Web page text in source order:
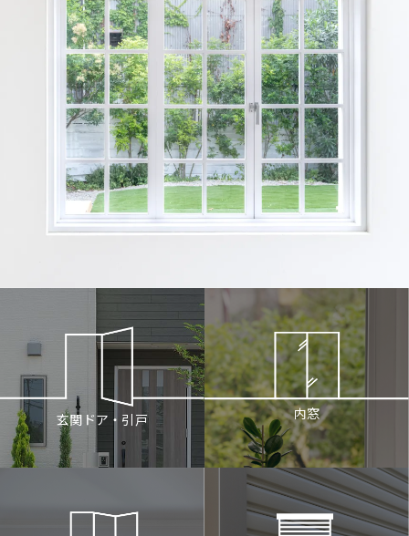
玄関ドア・引戸 内窓